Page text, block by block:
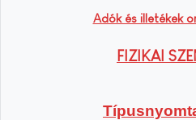
Adók és illetékek
FIZIKAI